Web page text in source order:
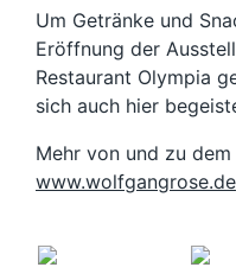
Um Getränke und
Eröffnung der
Restaurant Olympia
sich auch hier
Mehr von und zu
www.wolfgangrose.de